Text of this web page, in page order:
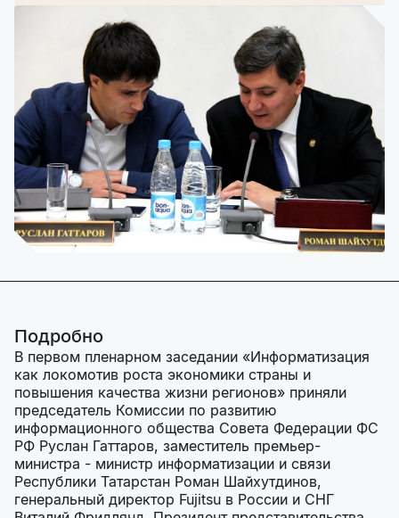
Подробно
В первом пленарном заседании «Информатизация
как локомотив роста экономики страны и
повышения качества жизни регионов» приняли
председатель Комиссии по развитию
информационного общества Совета Федерации ФС
РФ Руслан Гаттаров, заместитель премьер-
министра - министр информатизации и связи
Республики Татарстан Роман Шайхутдинов,
генеральный директор Fujitsu в России и СНГ